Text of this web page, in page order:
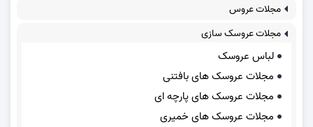
مجلات عروس
مجلات عروسک سازی
لباس عروسک
مجلات عروسک های بافتنی
مجلات عروسک های پارچه ای
مجلات عروسک های خمیری